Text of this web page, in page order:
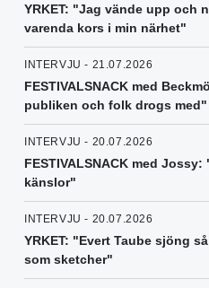
YRKET: "Jag vände upp och
varenda kors i min närhet"
INTERVJU - 21.07.2026
FESTIVALSNACK med
publiken och folk drogs med"
INTERVJU - 20.07.2026
FESTIVALSNACK med
känslor"
INTERVJU - 20.07.2026
YRKET: "Evert Taube sjöng
som sketcher"